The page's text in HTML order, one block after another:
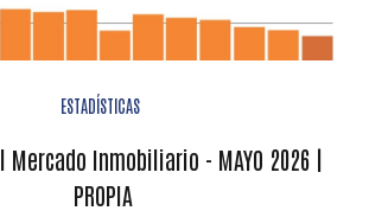
ESTADÍSTICAS
Mercado Inmobiliario - MAYO 2026 |
PROPIA